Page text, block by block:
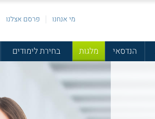
מי אנחנו פרסם אצלנו
הנדסאי מלגות בחירת לימודים